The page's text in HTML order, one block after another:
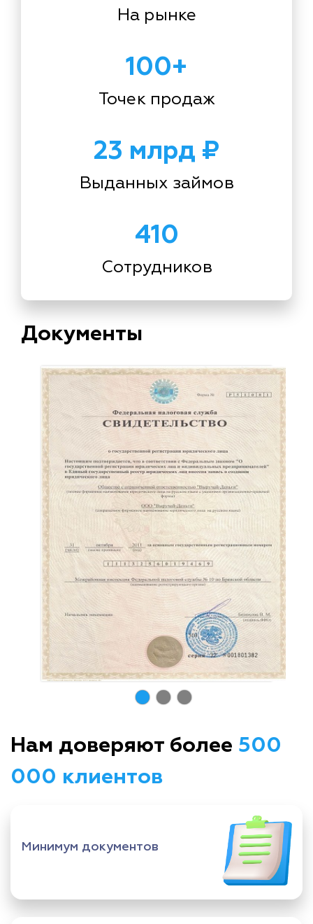
На рынке
100+
Точек продаж
23 млрд ₽
Выданных займов
410
Сотрудников
Документы
Нам доверяют более 500
000 клиентов
Минимум документов